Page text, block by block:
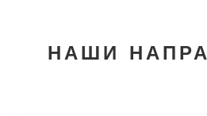
НАШИ